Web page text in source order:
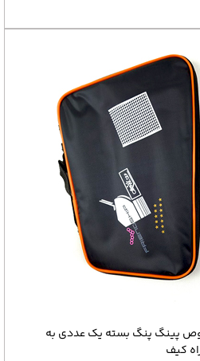
ستاره مخصوص پینگ پنگ بسته یک عددی به
کیف